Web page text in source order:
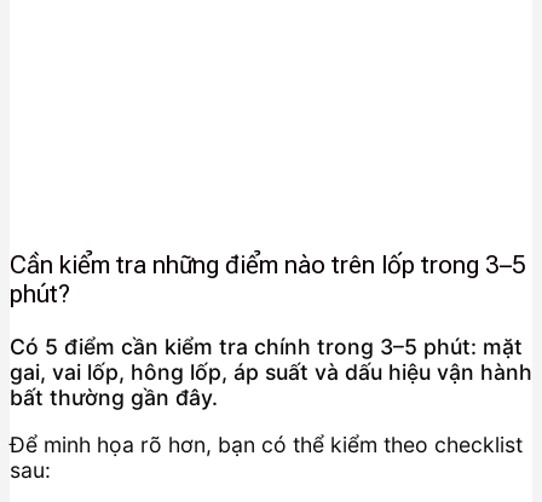
Cần kiểm tra những điểm nào trên lốp trong 3–5
phút?
Có 5 điểm cần kiểm tra chính trong 3–5 phút: mặt
gai, vai lốp, hông lốp, áp suất và dấu hiệu vận hành
bất thường gần đây.
Để minh họa rõ hơn, bạn có thể kiểm theo checklist
sau: